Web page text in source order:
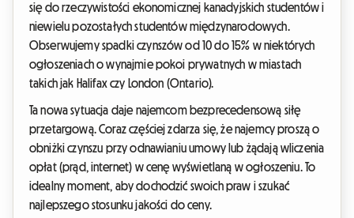
się do rzeczywistości ekonomicznej kanadyjskich studentów i
niewielu pozostałych studentów międzynarodowych.
Obserwujemy spadki czynszów od 10 do 15% w niektórych
ogłoszeniach o wynajmie pokoi prywatnych w miastach
takich jak Halifax czy London (Ontario).
Ta nowa sytuacja daje najemcom bezprecedensową siłę
przetargową. Coraz częściej zdarza się, że najemcy proszą o
obniżki czynszu przy odnawianiu umowy lub żądają wliczenia
opłat (prąd, internet) w cenę wyświetlaną w ogłoszeniu. To
idealny moment, aby dochodzić swoich praw i szukać
najlepszego stosunku jakości do ceny.